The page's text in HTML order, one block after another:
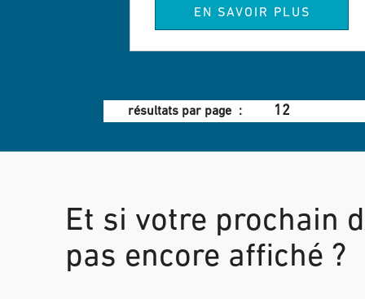
EN SAVOIR PLUS
résultats par page 12
Et si votre prochain
pas encore affiché ?